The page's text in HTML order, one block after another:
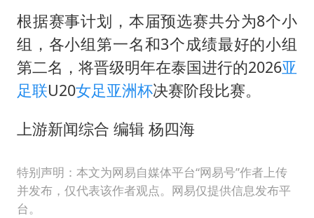
周星驰妈妈现身香港首映礼
56岁刘奕君跟13岁女儿合跳
“还不如不放假”
根据赛事计划，本届预选赛共分为8个小
组，各小组第一名和3个成绩最好的小组
第二名，将晋级明年在泰国进行的2026亚
足联U20女足亚洲杯决赛阶段比赛。
上游新闻综合 编辑 杨四海
特别声明：本文为网易自媒体平台“网易号”作者上传
并发布，仅代表该作者观点。网易仅提供信息发布平
台。